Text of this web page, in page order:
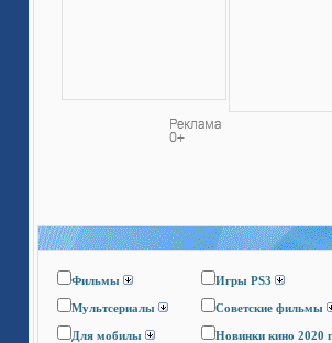
Фильмы Игры PS3
Мультсериалы Cоветские фильмы
Для мобилы Новинки кино 2020